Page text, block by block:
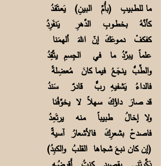
ما للطـبيبِ (بأُمِّ البينِ) يَعـتَقـدُ
كأنَّهُ بخطــوبِ الدَّهرِ يَنفَرِدُ
كفكفْ دمـوعَكَ إنّ اللهَ ألهـمَنا
علماً يبرِّدُ ما في الجِسمِ يتَّقِدُ
والطِّبُّ ينجَعُ فيما كانَ مُعضِلةً
فالداءُ يَشفيهِ ربٌّ قادرٌ سَندُ
قد صارَ داؤُكَ سـهلاً لا يخوِّفُنا
ولا إخالُ طبيباً منه يرتَعِـدُ
فاصدحْ بشعرِكَ فالأشعارُ آسيةٌ
(إن كان نبعَ شجاها القلبُ والكبِدُ)